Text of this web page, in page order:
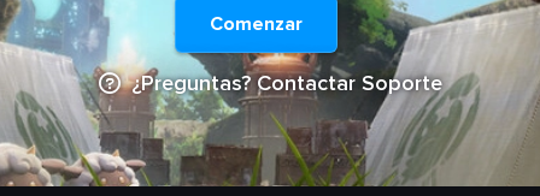
Comenzar
¿Preguntas? Contactar Soporte